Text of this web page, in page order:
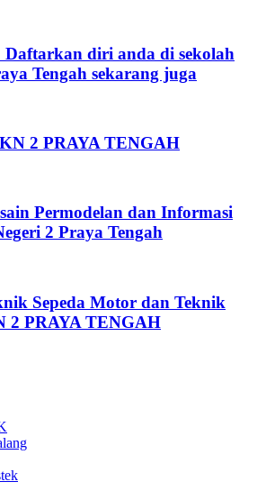
Daftarkan diri anda di sekolah
Tengah sekarang juga
2 PRAYA TENGAH
Permodelan dan Informasi
2 Praya Tengah
Sepeda Motor dan Teknik
2 PRAYA TENGAH